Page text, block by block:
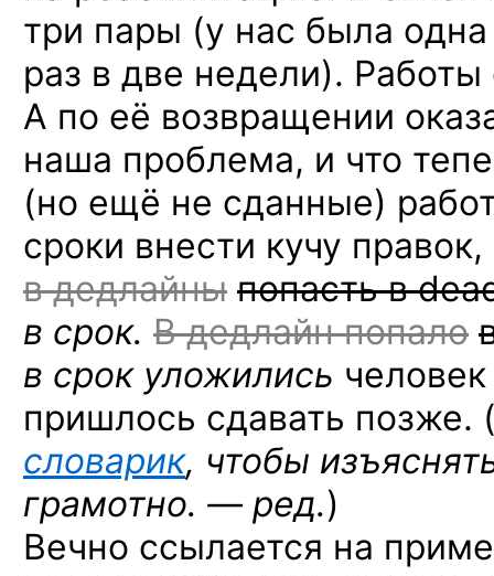
три пары (у нас была
раз в две недели).
А по её возвращении
наша проблема, и что
(но ещё не сданные)
сроки внести кучу
в дедлайны попасть в
в срок. В дедлайн попало
в срок уложились
пришлось сдавать позже.
словарик, чтобы
грамотно. — ред.)
Вечно ссылается на